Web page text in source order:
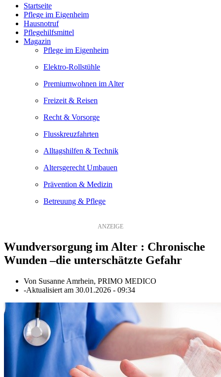
Startseite
Pflege im Eigenheim
Hausnotruf
Pflegehilfsmittel
Magazin
Pflege im Eigenheim
Elektro-Rollstühle
Premiumwohnen im Alter
Freizeit & Reisen
Recht & Vorsorge
Flusskreuzfahrten
Alltagshilfen & Technik
Altersgerecht Umbauen
Prävention & Medizin
Betreuung & Pflege
Wundversorgung im Alter : Chronische
Wunden –die unterschätzte Gefahr
Von Susanne Amrhein, PRIMO MEDICO
-Aktualisiert am 30.01.2026 - 09:34